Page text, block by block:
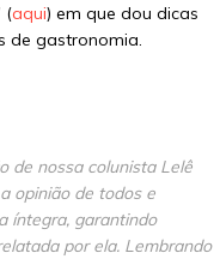
(aqui) em que dou dicas
de gastronomia.
de nossa colunista Lelê
opinião de todos e
íntegra, garantindo
por ela. Lembrando